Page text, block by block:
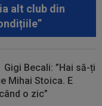
alt club din
Gigi Becali: ”Hai să-ți
Mihai Stoica. E
o zic”